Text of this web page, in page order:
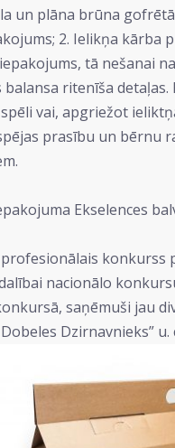
un plāna brūna
2. Ielikņa kārba
tā nešanai
ritenīša
vai, apgriežot
prasību un
Ekselences
nacionālo
saņēmuši jau
Dzirnavnieks”